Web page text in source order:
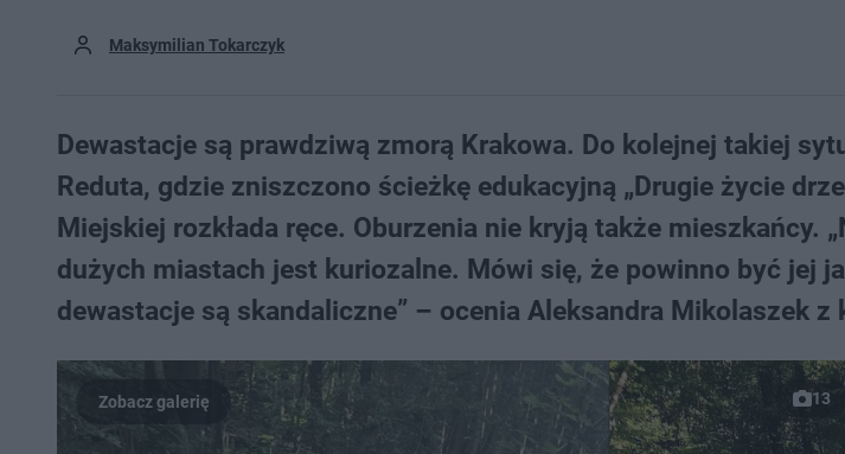
Maksymilian Tokarczyk
Dewastacje są prawdziwą zmorą Krakowa. Do kolejnej takiej
Reduta, gdzie zniszczono ścieżkę edukacyjną „Drugie życie
Miejskiej rozkłada ręce. Oburzenia nie kryją także mieszkańcy.
dużych miastach jest kuriozalne. Mówi się, że powinno być jej
dewastacje są skandaliczne” – ocenia Aleksandra Mikolaszek z
13